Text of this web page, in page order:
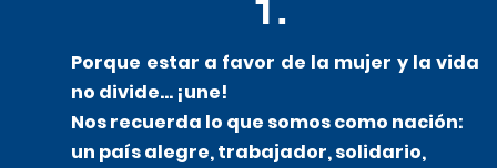
Porque estar a favor de la mujer y la vida
no divide... ¡une!
Nos recuerda lo que somos como nación:
un país alegre, trabajador, solidario,